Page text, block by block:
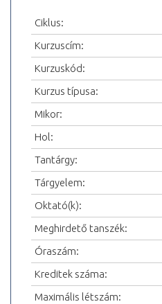
Ciklus:
Kurzuscím:
Kurzuskód:
Kurzus típusa:
Mikor:
Hol:
Tantárgy:
Tárgyelem:
Oktató(k):
Meghirdető tanszék:
Óraszám:
Kreditek száma:
Maximális létszám: